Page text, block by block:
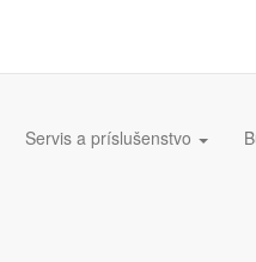
Servis a príslušenstvo